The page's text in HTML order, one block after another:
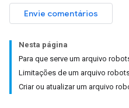
Envie comentários
Nesta página
Para que serve um arquivo
Limitações de um arquivo
Criar ou atualizar um arquivo